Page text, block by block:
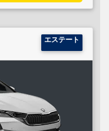
エステート